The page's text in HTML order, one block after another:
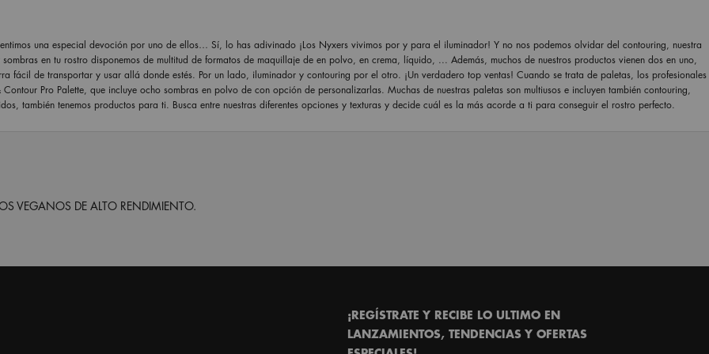
una especial devoción por uno de ellos… Sí, lo has adivinado ¡Los Nyxers vivimos por y para el iluminador! Y no nos podemos olvidar del contouring, nuestra
en tu rostro disponemos de multitud de formatos de maquillaje de en polvo, en crema, líquido, ... Además, muchos de nuestros productos vienen dos en uno,
fácil de transportar y usar allá donde estés. Por un lado, iluminador y contouring por el otro. ¡Un verdadero top ventas! Cuando se trata de paletas, los profesionales
Pro Palette, que incluye ocho sombras en polvo de con opción de personalizarlas. Muchas de nuestras paletas son multiusos e incluyen también contouring,
también tenemos productos para ti. Busca entre nuestras diferentes opciones y texturas y decide cuál es la más acorde a ti para conseguir el rostro perfecto.
VEGANOS DE ALTO RENDIMIENTO.
¡REGÍSTRATE Y RECIBE LO ULTIMO EN
LANZAMIENTOS, TENDENCIAS Y OFERTAS